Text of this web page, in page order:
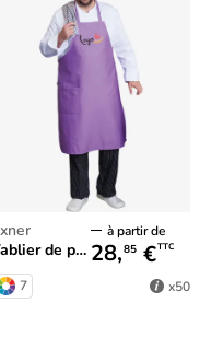
Exner
Tablier de protection grande taille
à partir de
28,85 €TTC
7 x50